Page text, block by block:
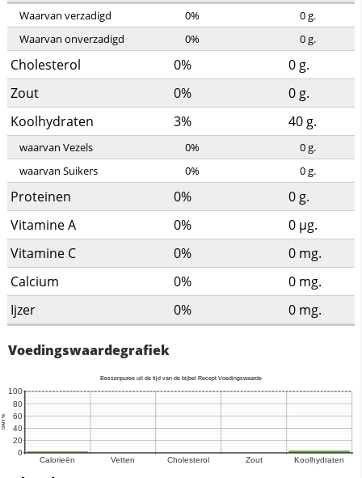
Waarvan verzadigd 0% 0g.
Waarvan onverzadigd
0% 0g.
Cholesterol 0% 0g.
Zout
0% 0g.
Koolhydraten
3% 40g.
waarvan Vezels 0% 0g.
waarvan Suikers
0% 0g.
Proteinen 0% 0g.
Vitamine A
0% 0 µg.
Vitamine C
0% 0 mg.
Calcium
0% 0 mg.
Ijzer
0% 0 mg.
Voedingswaardegrafiek